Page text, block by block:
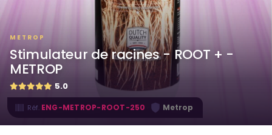
METROP
Stimulateur de racines - ROOT + -
METROP
5.0
Réf. ENG-METROP-ROOT-250 Metrop